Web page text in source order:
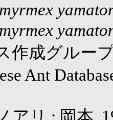
作成グルー
Ant